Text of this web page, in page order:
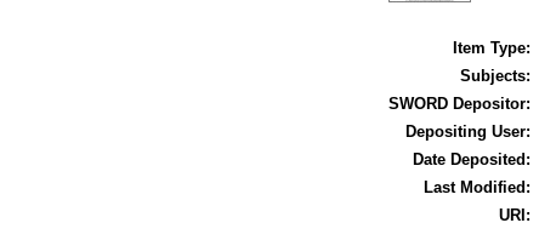
Item Type:
Subjects:
SWORD Depositor:
Depositing User:
Date Deposited:
Last Modified:
URI: